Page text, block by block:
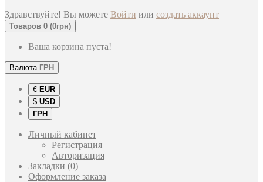
Здравствуйте! Вы можете Войти или создать аккаунт
Товаров 0 (0грн)
Ваша корзина пуста!
Валюта ГРН
€ EUR
$ USD
ГРН
Личный кабинет
Регистрация
Авторизация
Закладки (0)
Оформление заказа